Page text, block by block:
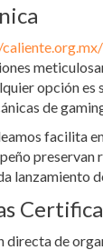
opción es
de
facilita
lanzamiento
de